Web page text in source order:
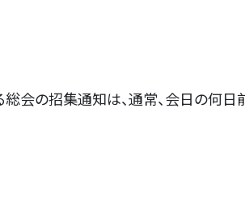
会の招集通知は、通常、会日の何